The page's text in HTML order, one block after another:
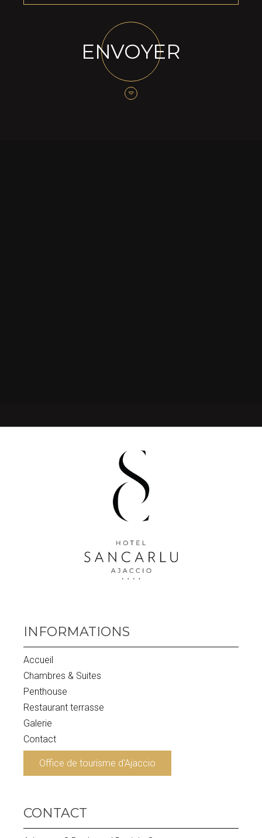
ENVOYER
INFORMATIONS
Accueil
Chambres & Suites
Penthouse
Restaurant terrasse
Galerie
Contact
Office de tourisme d'Ajaccio
CONTACT